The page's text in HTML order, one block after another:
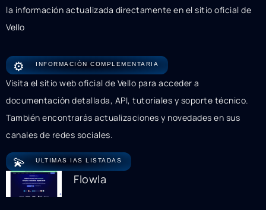
la información actualizada directamente en el sitio oficial de
Vello
⚙️ INFORMACIÓN COMPLEMENTARIA
Visita el sitio web oficial de Vello para acceder a
documentación detallada, API, tutoriales y soporte técnico.
También encontrarás actualizaciones y novedades en sus
canales de redes sociales.
💫 ULTIMAS IAS LISTADAS
Flowla